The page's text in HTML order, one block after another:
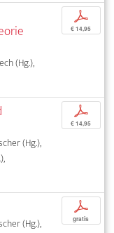
(Hg.),
p
€ 14,95
(Hg.),
p
€ 14,95
(Hg.),
p
gratis